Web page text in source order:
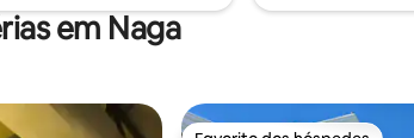
Naga
em Naga